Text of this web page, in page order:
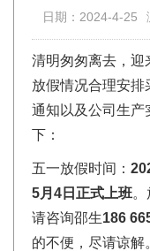
日期：2024-4-25
清明匆匆离去，迎
放假情况合理安排
通知以及公司生产
下：
五一放假时间：
5月4日正式上班
请咨询邵生186
的不便，尽请谅